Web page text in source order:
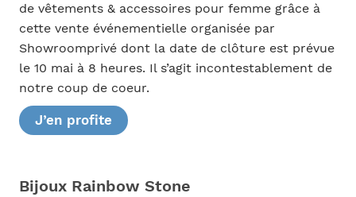
de vêtements & accessoires pour femme grâce à
cette vente événementielle organisée par
Showroomprivé dont la date de clôture est prévue
le 10 mai à 8 heures. Il s’agit incontestablement de
notre coup de coeur.
J’en profite
Bijoux Rainbow Stone